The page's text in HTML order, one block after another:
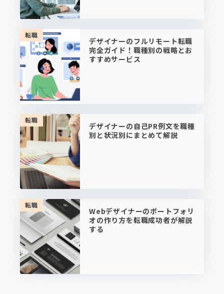
転職
デザイナーのフルリモート転職
完全ガイド！職種別の戦略とお
すすめサービス
転職
デザイナーの自己PR例文を職種
別と状況別にまとめて解説
転職
Webデザイナーのポートフォリ
オの作り方を転職成功者が解説
する